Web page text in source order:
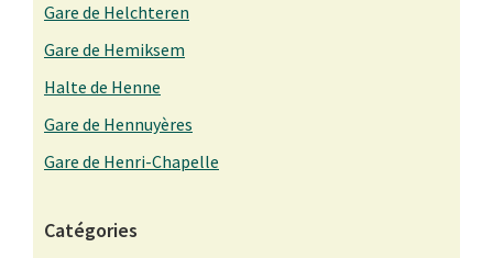
Gare de Helchteren
Gare de Hemiksem
Halte de Henne
Gare de Hennuyères
Gare de Henri-Chapelle
Catégories